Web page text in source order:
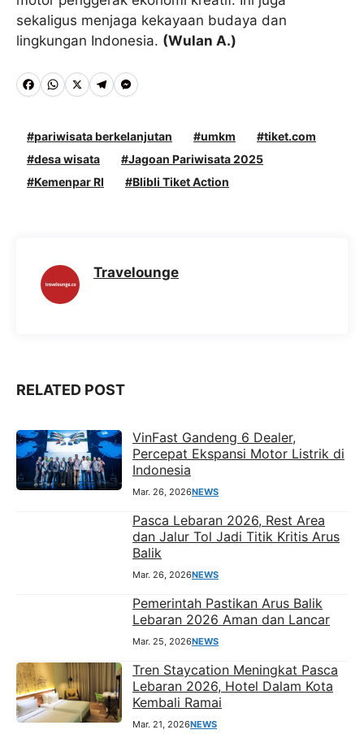
sekaligus menjaga kekayaan budaya dan
lingkungan Indonesia. (Wulan A.)
F
c
e
b
W
a
t
s
p
X T
l
e
g
m
M
s
s
e
e
pariwisata berkelanjutan umkm
tiket.com
desa wisata
Jagoan Pariwisata 2025
Kemenpar RI
Blibli Tiket Action
Travelounge
RELATED POST
VinFast Gandeng 6 Dealer,
Percepat Ekspansi Motor Listrik di
Indonesia
Mar. 26, 2026NEWS
Pasca Lebaran 2026, Rest Area
dan Jalur Tol Jadi Titik Kritis Arus
Balik
Mar. 26, 2026NEWS
Pemerintah Pastikan Arus Balik
Lebaran 2026 Aman dan Lancar
Mar. 25, 2026NEWS
Tren Staycation Meningkat Pasca
Lebaran 2026, Hotel Dalam Kota
Kembali Ramai
Mar. 21, 2026NEWS